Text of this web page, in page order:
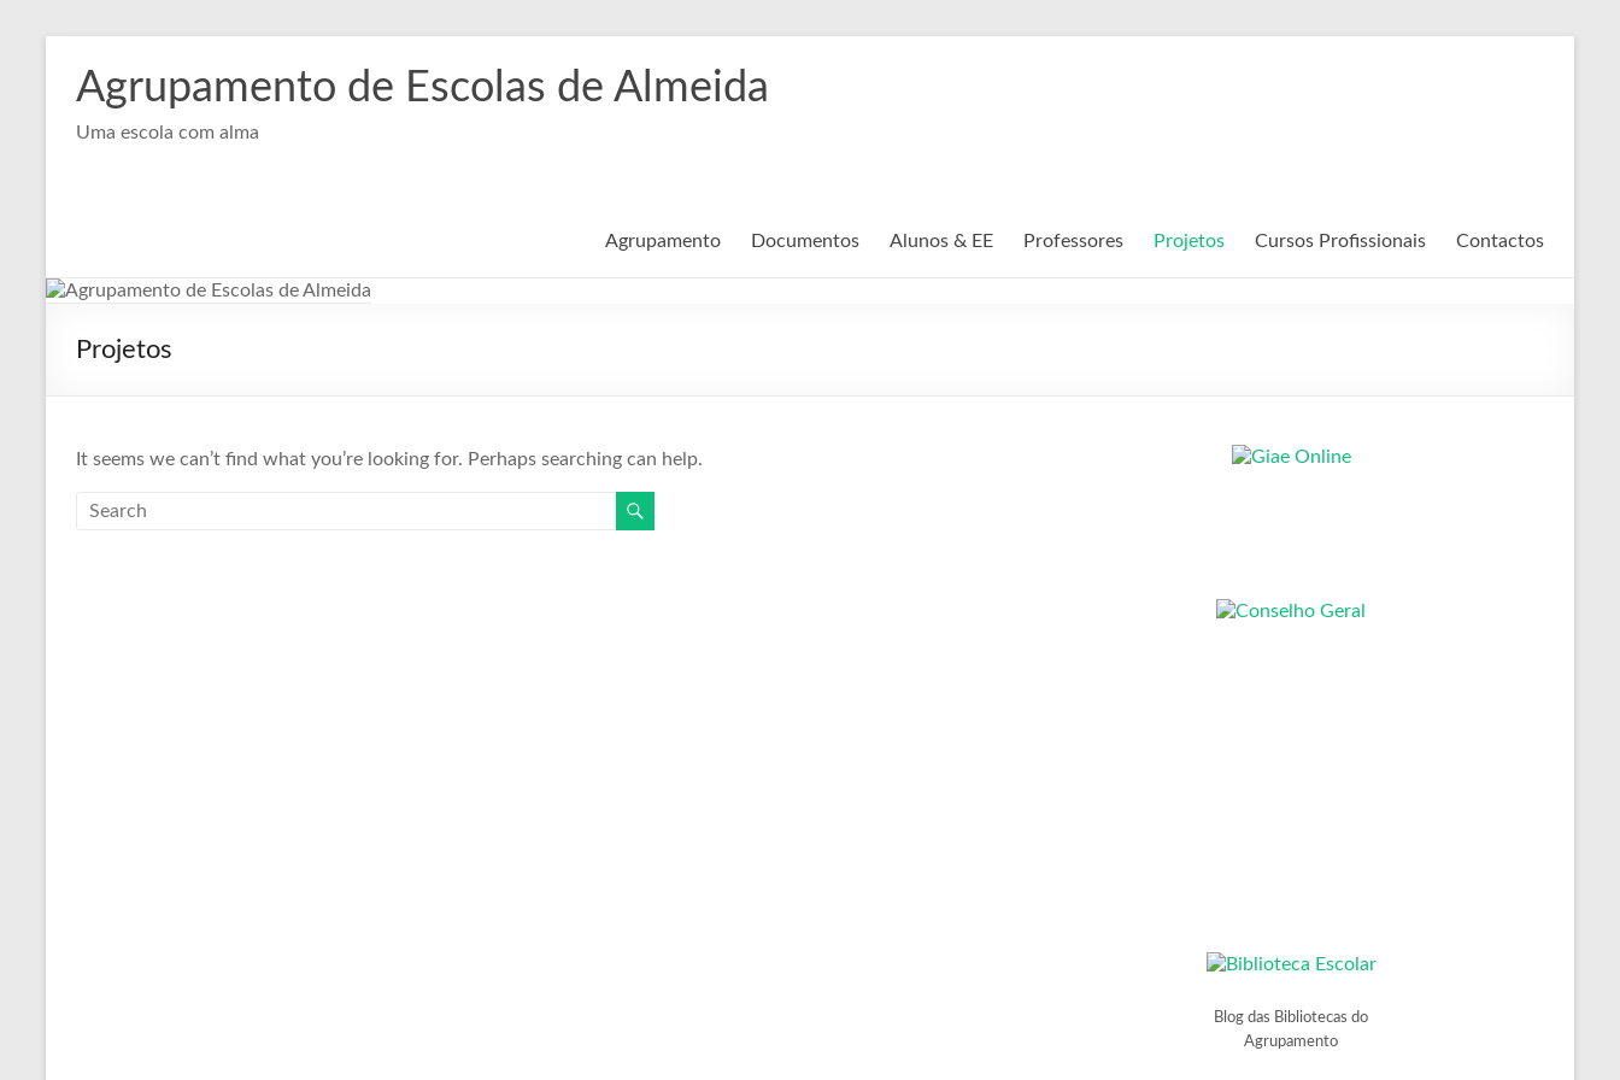
content
Agrupamento de Escolas de Almeida
Uma escola com alma
Agrupamento Documentos Alunos & EE Professores Projetos Cursos Profissionais Contactos
Projetos
It seems we can’t find what you’re looking for. Perhaps searching can help.
Blog das Bibliotecas do
Agrupamento